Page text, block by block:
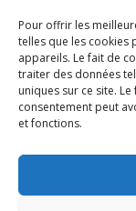
Pour offrir les
telles que les cookies
appareils. Le fait de
traiter des données
uniques sur ce site.
consentement peut
et fonctions.